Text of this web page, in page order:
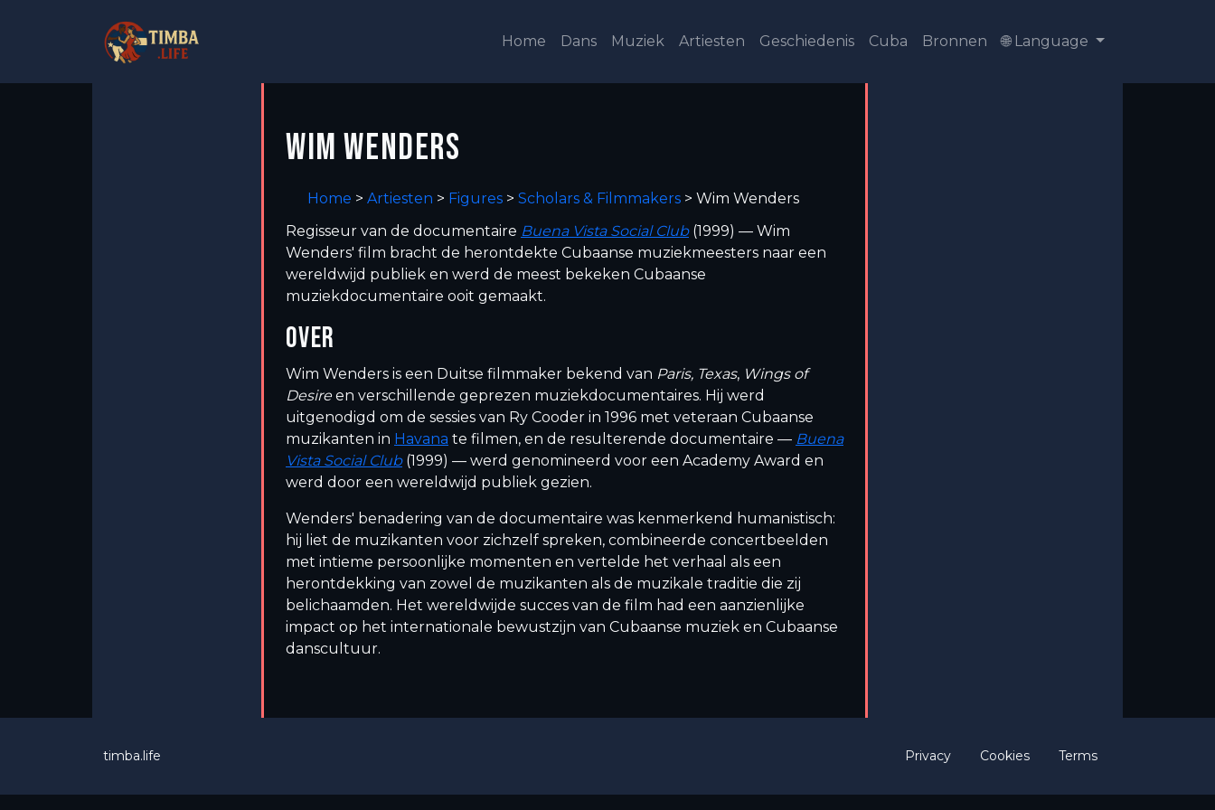
Home Dans Muziek Artiesten Geschiedenis Cuba Bronnen 🌐 Language
WIM WENDERS
Home > Artiesten > Figures > Scholars & Filmmakers > Wim Wenders
Regisseur van de documentaire Buena Vista Social Club(1999) — Wim
Wenders' film bracht de herontdekte Cubaanse muziekmeesters naar een
wereldwijd publiek en werd de meest bekeken Cubaanse
muziekdocumentaire ooit gemaakt.
OVER
Wim Wenders is een Duitse filmmaker bekend van Paris, Texas, Wings of
Desireen verschillende geprezen muziekdocumentaires. Hij werd
uitgenodigd om de sessies van Ry Cooder in 1996 met veteraan Cubaanse
muzikanten in Havana te filmen, en de resulterende documentaire — Buena
Vista Social Club(1999) — werd genomineerd voor een Academy Award en
werd door een wereldwijd publiek gezien.
Wenders' benadering van de documentaire was kenmerkend humanistisch:
hij liet de muzikanten voor zichzelf spreken, combineerde concertbeelden
met intieme persoonlijke momenten en vertelde het verhaal als een
herontdekking van zowel de muzikanten als de muzikale traditie die zij
belichaamden. Het wereldwijde succes van de film had een aanzienlijke
impact op het internationale bewustzijn van Cubaanse muziek en Cubaanse
danscultuur.
timba.life Privacy Cookies Terms